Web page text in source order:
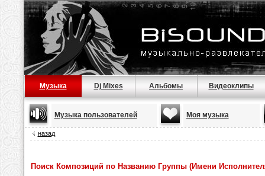
Музыка Dj Mixes Альбомы Видеоклипы
Музыка пользователей Моя музыка
назад
Поиск Композиций по Названию Группы (Имени